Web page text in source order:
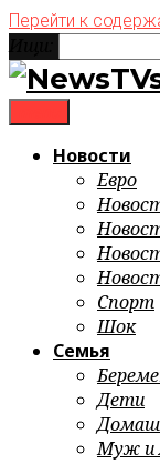
Перейти к
Новости
Евро
Спорт
Шок
Семья
Дети
Муж и